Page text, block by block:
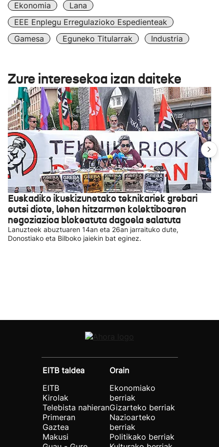
Ekonomia
Lana
EEE Enplegu Erregulazioko Espedienteak
Gamesa
Eguneko Titularrak Industria
Zure interesekoa izan daiteke
Euskadiko ikuskizunetako teknikariek grebari
eutsi diote, lehen hitzarmen kolektiboaren
negoziazioa blokeatuta dagoela salatuta
Lanuzteek abuztuaren 14an eta 26an jarraituko dute,
Donostiako eta Bilboko jaiekin bat eginez.
EITB taldea
EITB
Kirolak
Telebista nahieran
Primeran
Gaztea
Makusi
Orain
Ekonomiako
berriak
Gizarteko berriak
Nazioarteko
berriak
Politikako berriak